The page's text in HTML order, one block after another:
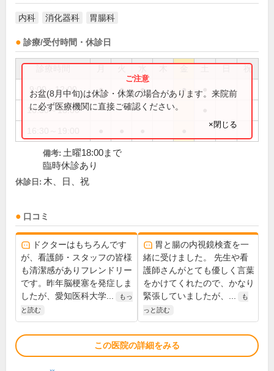
内科 消化器科 胃腸科
診療/受付時間・休診日
祝
9:00～12:00 ● ● ● ●
16:30～18:00
お盆(8月中旬)は休診・休業の場合があります。来院前
に必ず医療機関に直接ご確認ください。
×閉じる
備考: 土曜18:00まで
臨時休診あり
休診日: 木、日、祝
口コミ
ドクターはもちろんです
が、看護師・スタッフの皆様
も清潔感がありフレンドリー
です。昨年脳梗塞を発症しま
したが、愛知医科大学...
もっ
と読む
胃と腸の内視鏡検査を一
緒に受けました。 先生や看
護師さんがとても優しく言葉
をかけてくれたので、かなり
緊張していましたが、...
も
っと読む
この医院の詳細をみる